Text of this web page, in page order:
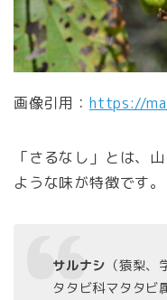
画像引用： https://
「さるなし」とは、
ような味が特徴です。
サルナシ （猿梨、
タタビ科マタタビ